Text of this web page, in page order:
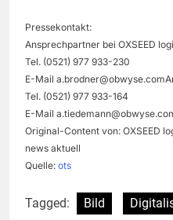
Pressekontakt:
Ansprechpartner bei OXSEED
Tel. (0521) 977 933-230
E-Mail
Tel. (0521) 977 933-164
E-Mail
Original-Content von: OXSEED
news aktuell
Quelle: ots
Tagged: Bild